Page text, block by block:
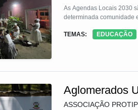
As Agendas Locais 2030
determinada comunidade
TEMAS: EDUCAÇÃO
Aglomerados
ASSOCIAÇÃO